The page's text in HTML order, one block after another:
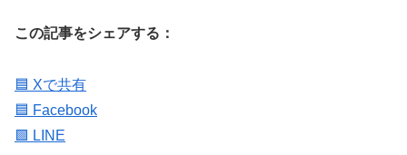
この記事をシェアする：
🟦 Xで共有
🟦 Facebook
🟩 LINE